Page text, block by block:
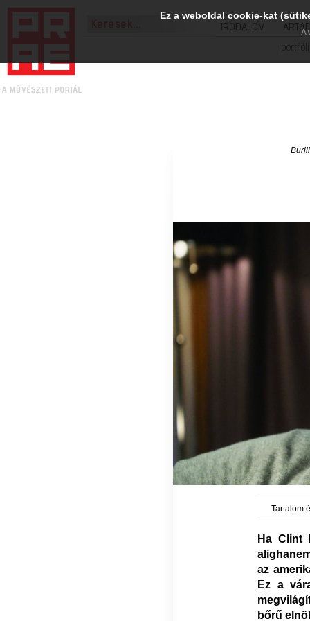
IRODALOM
Tartalom
Ha Clint
az
Ez a
bőrű
Ez a weboldal cookie-kat
A